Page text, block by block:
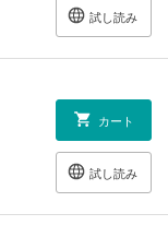
試し読み
カート
試し読み